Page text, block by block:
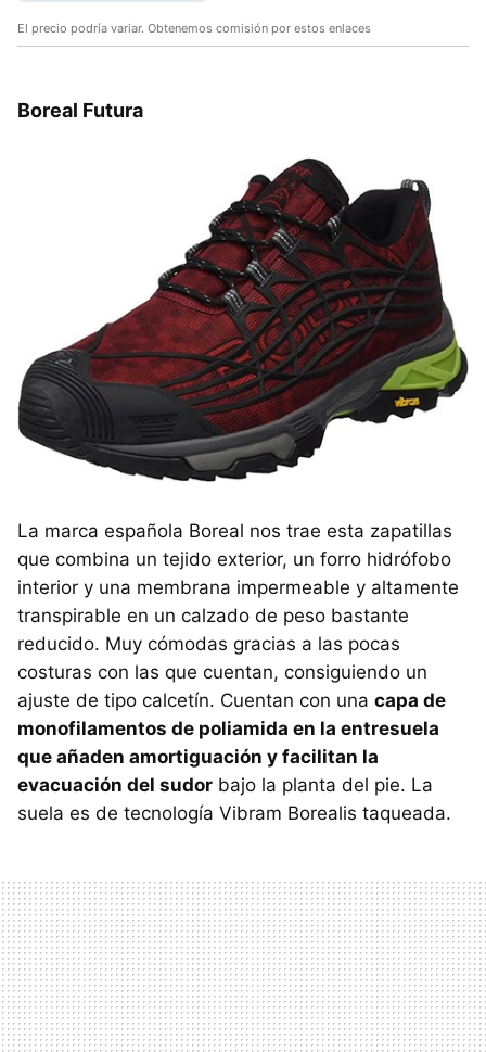
El precio podría variar. Obtenemos comisión por estos enlaces
Boreal Futura
La marca española Boreal nos trae esta zapatillas
que combina un tejido exterior, un forro hidrófobo
interior y una membrana impermeable y altamente
transpirable en un calzado de peso bastante
reducido. Muy cómodas gracias a las pocas
costuras con las que cuentan, consiguiendo un
ajuste de tipo calcetín. Cuentan con una capa de
monofilamentos de poliamida en la entresuela
que añaden amortiguación y facilitan la
evacuación del sudor bajo la planta del pie. La
suela es de tecnología Vibram Borealis taqueada.